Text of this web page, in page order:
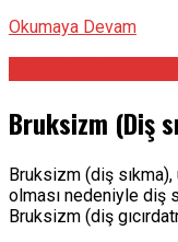
Okumaya Devam
Bruksizm (Diş
Bruksizm (diş sıkma),
olması nedeniyle diş
Bruksizm (diş